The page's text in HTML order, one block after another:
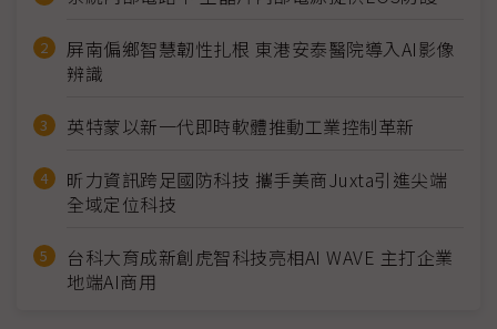
屏南偏鄉智慧韌性扎根 東港安泰醫院導入AI影像
辨識
英特蒙以新一代即時軟體推動工業控制革新
昕力資訊跨足國防科技 攜手美商Juxta引進尖端
全域定位科技
台科大育成新創虎智科技亮相AI WAVE 主打企業
地端AI商用